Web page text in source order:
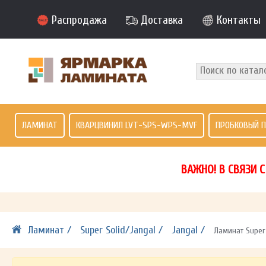
Распродажа Доставка Контакты
ЛАМИНАТ КВАРЦВИНИЛ LVT-SPS-WPS-MVF ПРОБКОВЫЙ
ВАЖНО! В СВЯЗИ
Ламинат / Super Solid/Jangal / Jangal / Ламинат